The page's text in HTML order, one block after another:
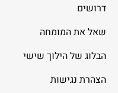
דרושים
שאל את המומחה
הבלוג של הילוך שישי
הצהרת נגישות